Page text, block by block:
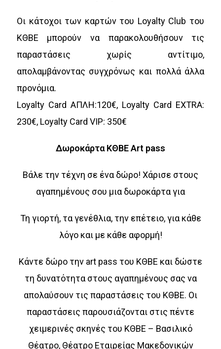
Οι κάτοχοι των καρτών του Loyalty Club του
ΚΘΒΕ μπορούν να παρακολουθήσουν τις
παραστάσεις χωρίς αντίτιμο,
απολαμβάνοντας συγχρόνως και πολλά άλλα
προνόμια.
Loyalty Card ΑΠΛΗ:120€, Loyalty Card EXTRA:
230€, Loyalty Card VIP: 350€
Δωροκάρτα ΚΘΒΕArt pass
Βάλε την τέχνη σε ένα δώρο! Χάρισε στους
αγαπημένους σου μια δωροκάρτα για
Τη γιορτή, τα γενέθλια, την επέτειο, για κάθε
λόγο και με κάθε αφορμή!
Κάντε δώρο την art pass του ΚΘΒΕ και δώστε
τη δυνατότητα στους αγαπημένους σας να
απολαύσουν τις παραστάσεις του ΚΘΒΕ. Οι
παραστάσεις παρουσιάζονται στις πέντε
χειμερινές σκηνές του ΚΘΒΕ – Βασιλικό
Θέατρο, Θέατρο Εταιρείας Μακεδονικών